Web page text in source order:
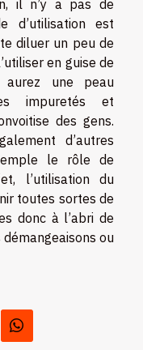
il n’y a pas de
d’utilisation est
diluer un peu de
en guise de
une peau
impuretés et
des gens.
d’autres
le rôle de
l’utilisation du
toutes sortes de
donc à l’abri de
ou